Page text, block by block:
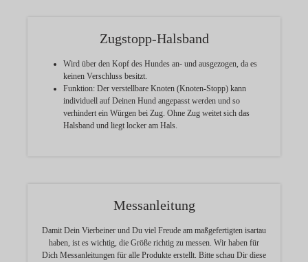
Zugstopp-Halsband
Wird über den Kopf des Hundes an- und ausgezogen, da es
keinen Verschluss besitzt.
Funktion: Der verstellbare Knoten (Knoten-Stopp) kann
individuell auf Deinen Hund angepasst werden und so
verhindert ein Würgen bei Zug. Ohne Zug weitet sich das
Halsband und liegt locker am Hals.
Messanleitung
Damit Dein Vierbeiner und Du viel Freude am maßgefertigten isartau
haben, ist es wichtig, die Größe richtig zu messen. Wir haben für
Dich Messanleitungen für alle Produkte erstellt. Bitte schau Dir diese